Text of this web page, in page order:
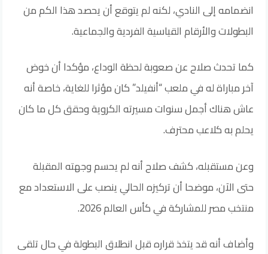
انضمامه إلى النادي، لكنه لم يتوقع أن يحصد هذا الكم من
البطولات والأرقام القياسية الفردية والجماعية.
كما تحدث صلاح عن صعوبة لحظة الوداع، مؤكدا أن خوض
آخر مباراة له في ملعب “أنفيلد” كان مؤثرا للغاية، خاصة أنه
عاش هناك أجمل سنوات مسيرته الكروية وحقق كل ما كان
يحلم به كلاعب محترف.
وعن مستقبله، كشف صلاح أنه لم يحسم وجهته المقبلة
حتى الآن، موضحا أن تركيزه الحالي ينصب على الاستعداد مع
منتخب مصر للمشاركة في كأس العالم 2026.
وأضاف أنه قد يتخذ قراره قبل انطلاق البطولة في حال تلقى